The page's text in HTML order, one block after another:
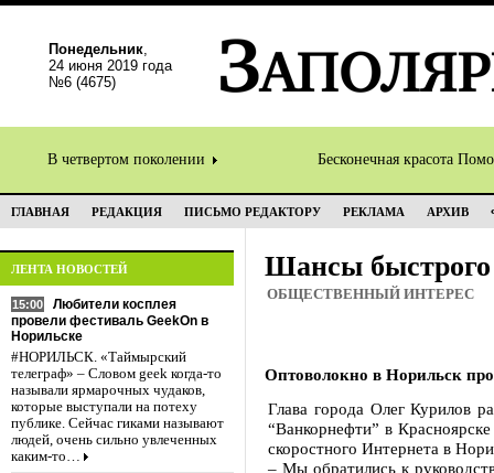
Понедельник,
24 июня 2019 года
№6 (4675)
В четвертом поколении Бесконечная красота
ГЛАВНАЯ РЕДАКЦИЯ ПИСЬМО РЕДАКТОРУ РЕКЛАМА АРХИВ
ЛЕНТА НОВОСТЕЙ
15:00
Любители косплея
провели фестиваль GeekOn в
Норильске
#НОРИЛЬСК. «Таймырский
телеграф» – Словом geek когда-то
называли ярмарочных чудаков,
которые выступали на потеху
публике. Сейчас гиками называют
людей, очень сильно увлеченных
каким-то…
Шансы быстрого
ОБЩЕСТВЕННЫЙ ИНТЕРЕС
Оптоволокно в Норильск
Глава города Олег Курилов
“Ванкорнефти” в
скоростного Интернета в
– Мы обратились к